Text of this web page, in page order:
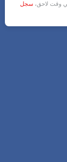
وقت لاحق، سجل